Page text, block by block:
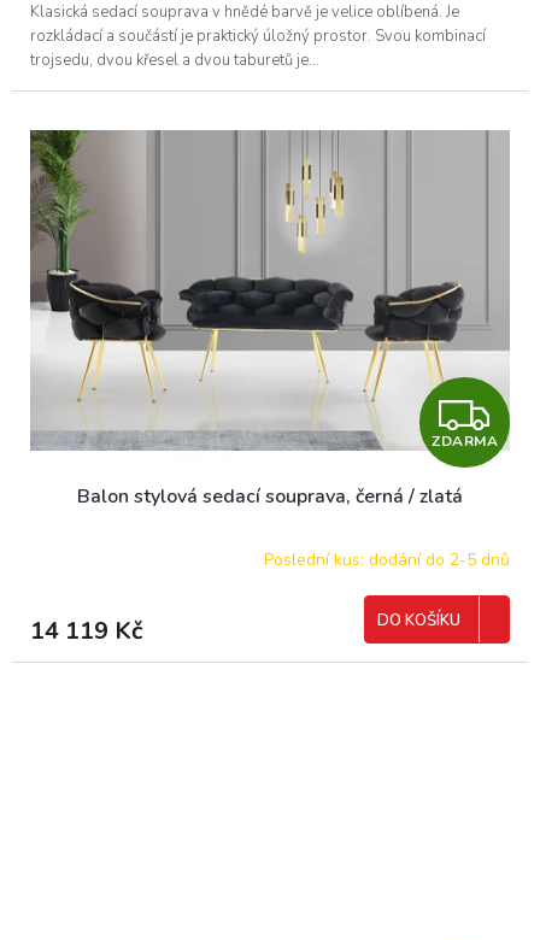
Klasická sedací souprava v hnědé barvě je velice oblíbená. Je
rozkládací a součástí je praktický úložný prostor. Svou kombinací
trojsedu, dvou křesel a dvou taburetů je...
Z
D
R
A
ZDARMA
Balon stylová sedací souprava, černá / zlatá
Poslední kus: dodání do 2-5 dnů
14 119 Kč DO KOŠÍKU